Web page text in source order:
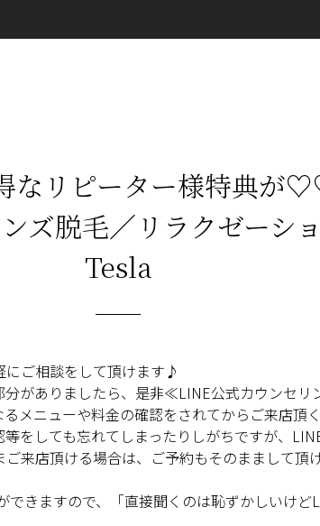
なリピーター様特典
ズ脱毛／リラクゼー
Tesla
ご相談をして頂けます♪
分がありましたら、是非≪LINE公式カウンセリ
メニューや料金の確認をされてからご来店
をしても忘れてしまったりしがちですが、
来店頂ける場合は、ご予約もそのままして頂
できますので、「直接聞くのは恥ずかしいけど